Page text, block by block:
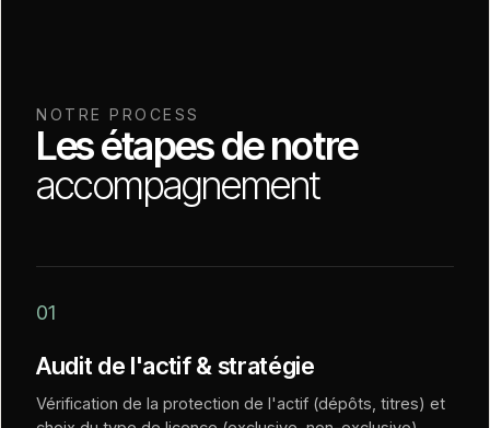
NOTRE PROCESS
Les étapes de notre
accompagnement
01
Audit de l'actif & stratégie
Vérification de la protection de l'actif (dépôts, titres) et